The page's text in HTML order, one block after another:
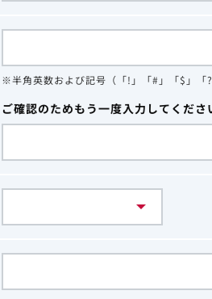
※半角英数および記号（「!」「#」「$」「
ご確認のためもう一度入力してくださ